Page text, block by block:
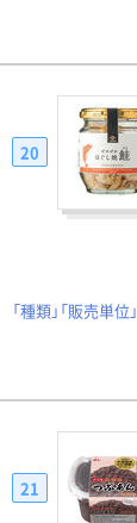
20
「種類」「販売単位」
21